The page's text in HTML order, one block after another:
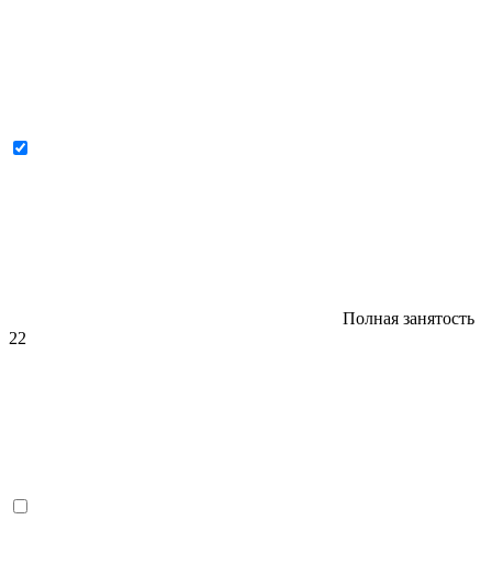
Полная занятость
22